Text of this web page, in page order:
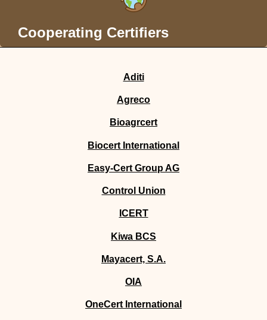
Cooperating Certifiers
Aditi
Agreco
Bioagrcert
Biocert International
Easy-Cert Group AG
Control Union
ICERT
Kiwa BCS
Mayacert, S.A.
OIA
OneCert International